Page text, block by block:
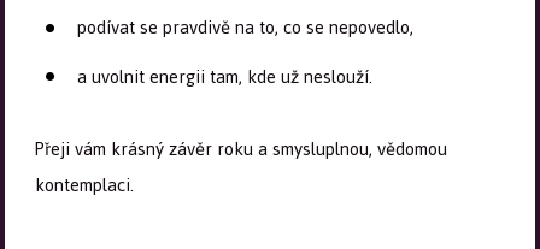
podívat se pravdivě na to, co se nepovedlo,
a uvolnit energii tam, kde už neslouží.
Přeji vám krásný závěr roku a smysluplnou, vědomou
kontemplaci.